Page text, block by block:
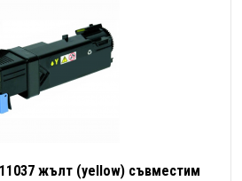
11037 жълт (yellow) съвместим